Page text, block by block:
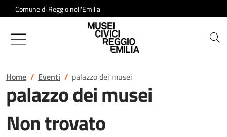
Salta al contenuto
Comune di Reggio nell'Emilia
Musei Civici di Reggio Emilia
Home Eventi palazzo dei musei
palazzo dei musei
Non trovato